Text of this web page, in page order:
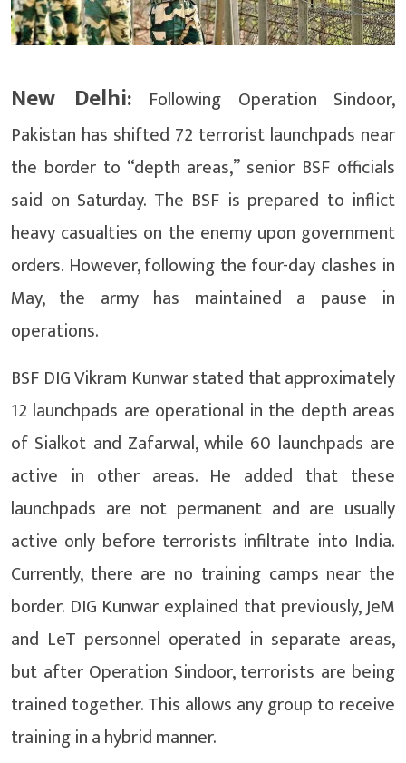
New Delhi: Following Operation Sindoor,
Pakistan has shifted 72 terrorist launchpads near
the border to “depth areas,” senior BSF officials
said on Saturday. The BSF is prepared to inflict
heavy casualties on the enemy upon government
orders. However, following the four-day clashes in
May, the army has maintained a pause in
operations.
BSF DIG Vikram Kunwar stated that approximately
12 launchpads are operational in the depth areas
of Sialkot and Zafarwal, while 60 launchpads are
active in other areas. He added that these
launchpads are not permanent and are usually
active only before terrorists infiltrate into India.
Currently, there are no training camps near the
border. DIG Kunwar explained that previously, JeM
and LeT personnel operated in separate areas,
but after Operation Sindoor, terrorists are being
trained together. This allows any group to receive
training in a hybrid manner.